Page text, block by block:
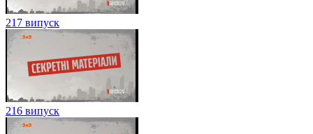
217 випуск
216 випуск